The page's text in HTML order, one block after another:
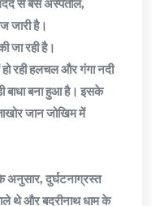
जारी है।
जा रही है।
हो रही हलचल और गंगा नदी
बाधा बना हुआ है। इसके
जान जोखिम में
अनुसार, दुर्घटनाग्रस्त
थे और बदरीनाथ धाम के